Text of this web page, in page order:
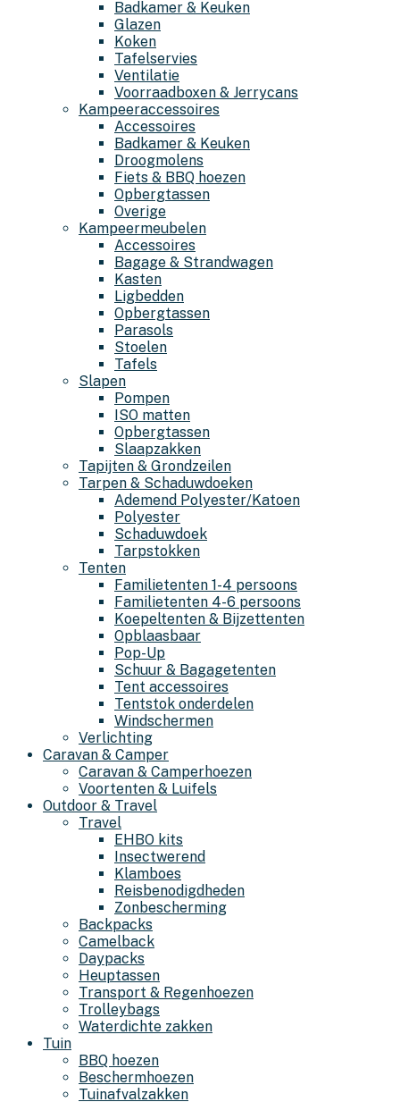
Badkamer & Keuken
Glazen
Koken
Tafelservies
Ventilatie
Voorraadboxen & Jerrycans
Kampeeraccessoires
Accessoires
Badkamer & Keuken
Droogmolens
Fiets & BBQ hoezen
Opbergtassen
Overige
Kampeermeubelen
Accessoires
Bagage & Strandwagen
Kasten
Ligbedden
Opbergtassen
Parasols
Stoelen
Tafels
Slapen
Pompen
ISO matten
Opbergtassen
Slaapzakken
Tapijten & Grondzeilen
Tarpen & Schaduwdoeken
Ademend Polyester/Katoen
Polyester
Schaduwdoek
Tarpstokken
Tenten
Familietenten 1-4 persoons
Familietenten 4-6 persoons
Koepeltenten & Bijzettenten
Opblaasbaar
Pop-Up
Schuur & Bagagetenten
Tent accessoires
Tentstok onderdelen
Windschermen
Verlichting
Caravan & Camper
Caravan & Camperhoezen
Voortenten & Luifels
Outdoor & Travel
Travel
EHBO kits
Insectwerend
Klamboes
Reisbenodigdheden
Zonbescherming
Backpacks
Camelback
Daypacks
Heuptassen
Transport & Regenhoezen
Trolleybags
Waterdichte zakken
Tuin
BBQ hoezen
Beschermhoezen
Tuinafvalzakken